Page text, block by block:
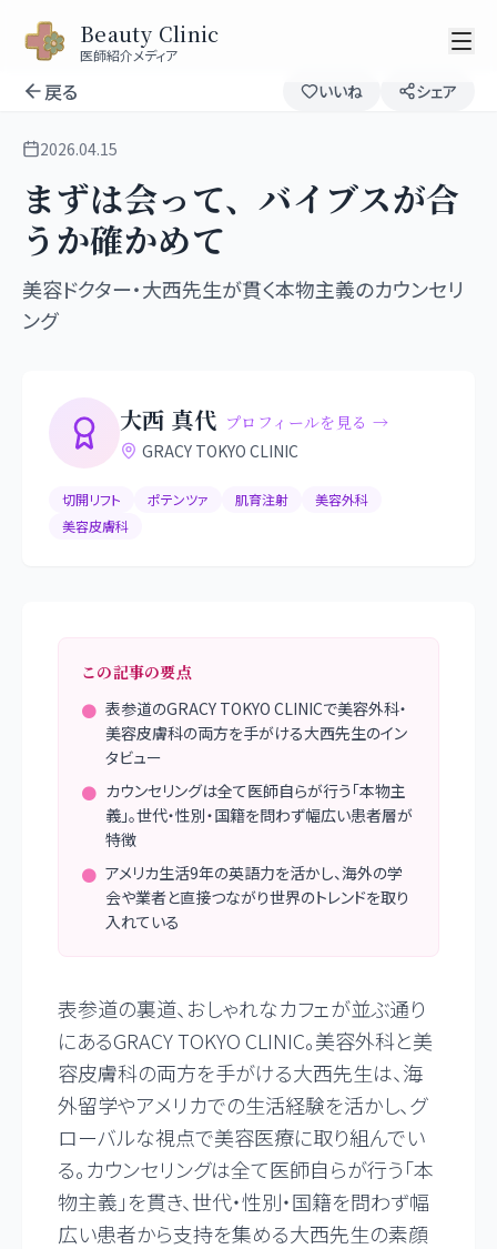
Beauty Clinic
医師紹介メディア
戻る いいね シェア
2026.04.15
まずは会って、バイブスが合
うか確かめて
美容ドクター・大西先生が貫く本物主義のカウンセリ
ング
大西 真代 プロフィールを見る →
GRACY TOKYO CLINIC
切開リフト ポテンツァ 肌育注射
美容外科
美容皮膚科
この記事の要点
● 表参道のGRACY TOKYO CLINICで美容外科・
美容皮膚科の両方を手がける大西先生のイン
タビュー
● カウンセリングは全て医師自らが行う「本物主
義」。世代・性別・国籍を問わず幅広い患者層が
特徴
● アメリカ生活9年の英語力を活かし、海外の学
会や業者と直接つながり世界のトレンドを取り
入れている
表参道の裏道、おしゃれなカフェが並ぶ通り
にあるGRACY TOKYO CLINIC。美容外科と美
容皮膚科の両方を手がける大西先生は、海
外留学やアメリカでの生活経験を活かし、グ
ローバルな視点で美容医療に取り組んでい
る。カウンセリングは全て医師自らが行う「本
物主義」を貫き、世代・性別・国籍を問わず幅
広い患者から支持を集める大西先生の素顔